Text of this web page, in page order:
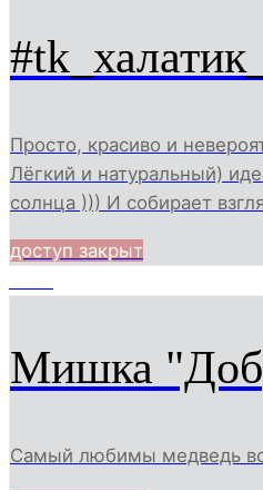
Просто, красиво и
Лёгкий и натуральный)
солнца ))) И собирает
доступ закрыт
Мишка
Самый любимы медведь